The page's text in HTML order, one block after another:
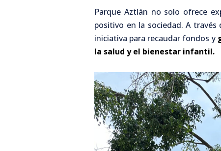
Parque Aztlán no solo ofrece
positivo en la sociedad. A
iniciativa para recaudar fondos y
la salud y el bienestar infantil.